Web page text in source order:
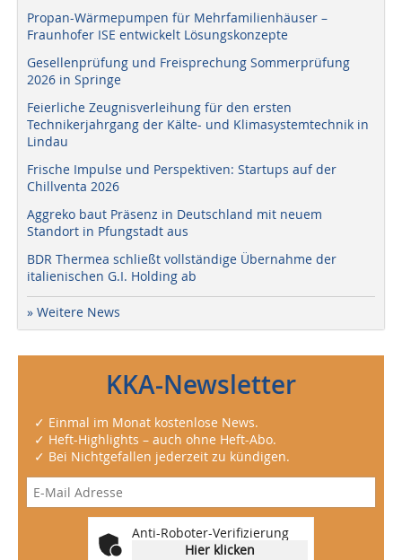
Propan-Wärmepumpen für Mehrfamilienhäuser –
Fraunhofer ISE entwickelt Lösungskonzepte
Gesellenprüfung und Freisprechung Sommerprüfung
2026 in Springe
Feierliche Zeugnisverleihung für den ersten
Technikerjahrgang der Kälte- und Klimasystemtechnik in
Lindau
Frische Impulse und Perspektiven: Startups auf der
Chillventa 2026
Aggreko baut Präsenz in Deutschland mit neuem
Standort in Pfungstadt aus
BDR Thermea schließt vollständige Übernahme der
italienischen G.I. Holding ab
» Weitere News
KKA-Newsletter
✓ Einmal im Monat kostenlose News.
✓ Heft-Highlights – auch ohne Heft-Abo.
✓ Bei Nichtgefallen jederzeit zu kündigen.
Anti-Roboter-Verifizierung
Hier klicken